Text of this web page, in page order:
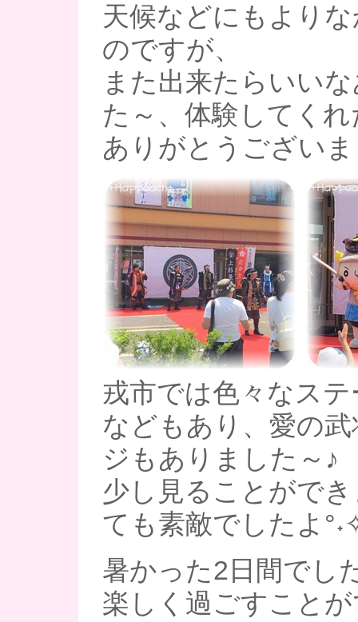
天候などにもより
のですが、
また出来たらいい
た～、体験してく
ありがとうござい
戎市では色々なス
などもあり、愛の
ジもありました～♪
少し見ることがで
ても素敵でしたよ
暑かった2日間でし
楽しく過ごすこと